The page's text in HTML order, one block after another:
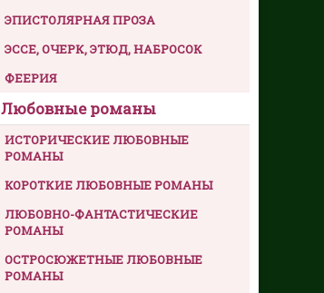
ЭПИСТОЛЯРНАЯ ПРОЗА
ЭССЕ, ОЧЕРК, ЭТЮД, НАБРОСОК
ФЕЕРИЯ
Любовные романы
ИСТОРИЧЕСКИЕ ЛЮБОВНЫЕ
РОМАНЫ
КОРОТКИЕ ЛЮБОВНЫЕ РОМАНЫ
ЛЮБОВНО-ФАНТАСТИЧЕСКИЕ
РОМАНЫ
ОСТРОСЮЖЕТНЫЕ ЛЮБОВНЫЕ
РОМАНЫ